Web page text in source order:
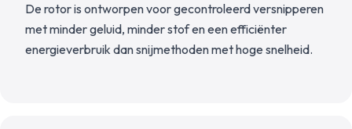
De rotor is ontworpen voor gecontroleerd versnipperen
met minder geluid, minder stof en een efficiënter
energieverbruik dan snijmethoden met hoge snelheid.